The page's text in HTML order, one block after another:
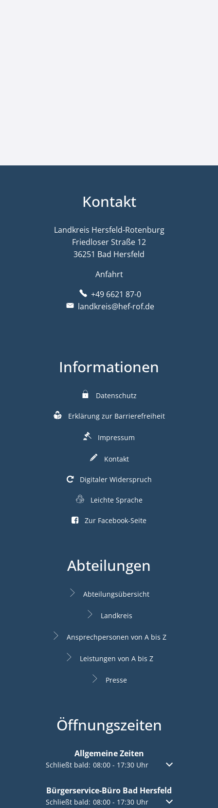
Kontakt
Landkreis Hersfeld-Rotenburg
Friedloser Straße 12
36251 Bad Hersfeld
Anfahrt
+49 6621 87-0
landkreis@hef-rof.de
Informationen
Datenschutz
Erklärung zur Barrierefreiheit
Impressum
Kontakt
Digitaler Widerspruch
Leichte Sprache
Zur Facebook-Seite
Abteilungen
Abteilungsübersicht
Landkreis
Ansprechpersonen von A bis Z
Leistungen von A bis Z
Presse
Öffnungszeiten
Allgemeine Zeiten
Klicken, um weitere Öffnungs- oder Schließzeiten
Schließt bald: 08:00- 17:30Uhr Von 08:00 bis
Bürgerservice-Büro Bad Hersfeld
Klicken, um weitere Öffnungs- oder Schließzeiten
Schließt bald: 08:00- 17:30Uhr Von 08:00 bis